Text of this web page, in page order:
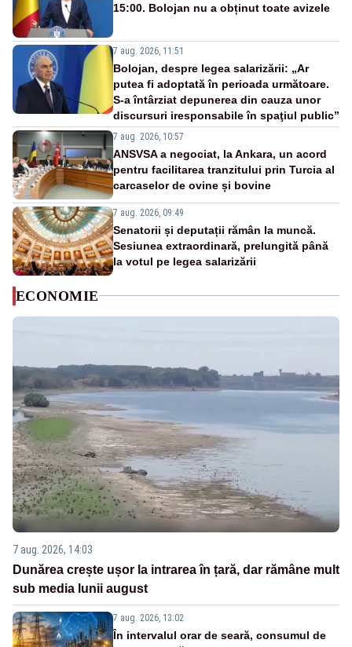
15:00. Bolojan nu a obținut toate avizele
7 aug. 2026, 11:51
Bolojan, despre legea salarizării: „Ar
putea fi adoptată în perioada următoare.
S-a întârziat depunerea din cauza unor
discursuri iresponsabile în spaţiul public”
7 aug. 2026, 10:57
ANSVSA a negociat, la Ankara, un acord
pentru facilitarea tranzitului prin Turcia al
carcaselor de ovine și bovine
7 aug. 2026, 09:49
Senatorii și deputații rămân la muncă.
Sesiunea extraordinară, prelungită până
la votul pe legea salarizării
ECONOMIE
7 aug. 2026, 14:03
Dunărea crește ușor la intrarea în țară, dar rămâne mult
sub media lunii august
7 aug. 2026, 13:02
În intervalul orar de seară, consumul de